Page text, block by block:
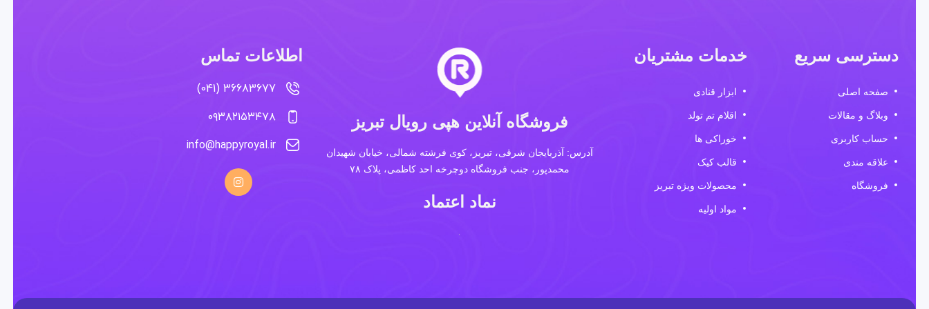
دسترسی سریع
صفحه اصلی
وبلاگ و مقالات
حساب کاربری
علاقه مندی
فروشگاه
خدمات مشتریان
ابزار قنادی
اقلام تم تولد
خوراکی ها
قالب کیک
محصولات ویژه تبریز
مواد اولیه
فروشگاه آنلاین هپی رویال تبریز
آدرس: آذربایجان شرقی، تبریز، کوی فرشته شمالی، خیابان شهیدان
محمدپور، جنب فروشگاه دوچرخه احد کاظمی، پلاک ۷۸
نماد اعتماد
اطلاعات تماس
36683677 (041)
۰۹۳۸۲۱۵۳۴۷۸
info@happyroyal.ir